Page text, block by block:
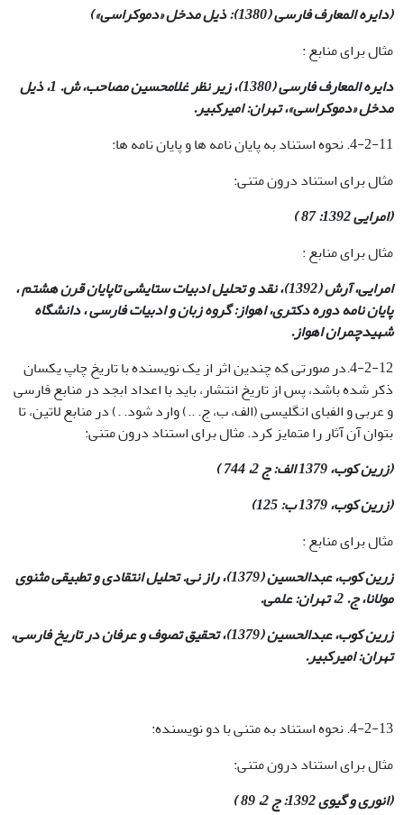
(دایره المعارف فارسی (1380): ذیل مدخل «دموکراسی»)
مثال برای منابع :
دایره المعارف فارسی (1380)، زیر نظر غلامحسین مصاحب، ش. 1، ذیل
مدخل «دموکراسی»، تهران: امیرکبیر.
4-2-11. نحوه استناد به پایان نامه ها و پایان نامه ها:
مثال برای استناد درون متنی:
(امرایی 1392: 87 )
مثال برای منابع :
امرایی، آرش
(1392)، نقد و تحلیل ادبیات ستایشی تاپایان قرن هشتم ،
پایان نامه دوره دکتری، اهواز: گروه زبان و ادبیات فارسی ، دانشگاه
شهیدچمران اهواز.
4-2-12.در صورتی که چندین اثر از یک نویسنده با تاریخ چاپ یکسان
ذکر شده باشد، پس از تاریخ انتشار، باید با اعداد ابجد در منابع فارسی
و عربی و الفبای انگلیسی (الف، ب، ج. ..) وارد شود. .) در منابع لاتین، تا
بتوان آن آثار را متمایز کرد. مثال برای استناد درون متنی:
(زرین کوب، 1379 الف: ج 2، 744 )
(زرین کوب، 1379 ب: 125)
مثال برای منابع :
زرین کوب، عبدالحسین (1379)، راز نی. تحلیل انتقادی و تطبیقی
​​مثنوی
مولانا، ج. 2، تهران: علمی.
زرین کوب، عبدالحسین (1379)، تحقیق تصوف و عرفان در تاریخ فارسی،
تهران: امیرکبیر.
4-2-13. نحوه استناد به متنی با دو نویسنده:
مثال برای استناد درون متنی:
(انوری و گیوی 1392: ج 2، 89 )